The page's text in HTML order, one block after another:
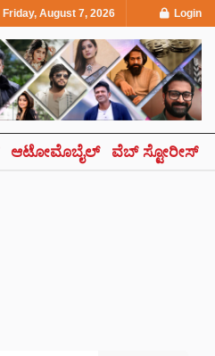
Friday, August 7, 2026 Login
ಆಟೋಮೊಬೈಲ್ ವೆಬ್ ಸ್ಟೋರೀಸ್